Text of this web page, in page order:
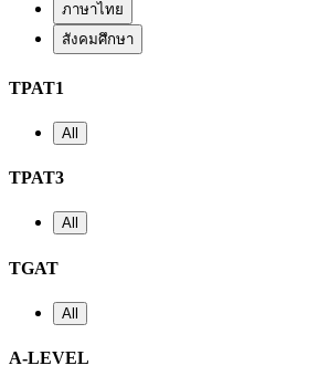
ภาษาไทย
สังคมศึกษา
TPAT1
All
TPAT3
All
TGAT
All
A-LEVEL